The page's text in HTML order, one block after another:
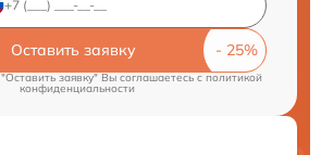
Оставить заявку
заявку" Вы соглашаетесь cполитикой
конфиденциальности